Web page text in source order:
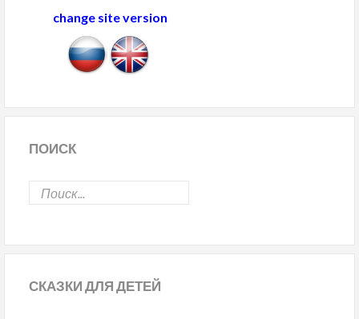
change site version
ПОИСК
СКАЗКИДЛЯ ДЕТЕЙ